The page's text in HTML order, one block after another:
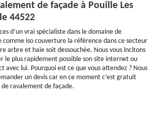
de façade à Pouille Les
44522
d’un vrai spécialiste dans le domaine de
iso couverture la référence dans ce secteur
arbre et haie soit dessouchée. Nous vous incitons
le plus rapidement possible son site internet ou
avec lui. Pourquoi est ce que vous attendez ? Nous
un devis car en ce moment c’est gratuit
ravalement de façade.